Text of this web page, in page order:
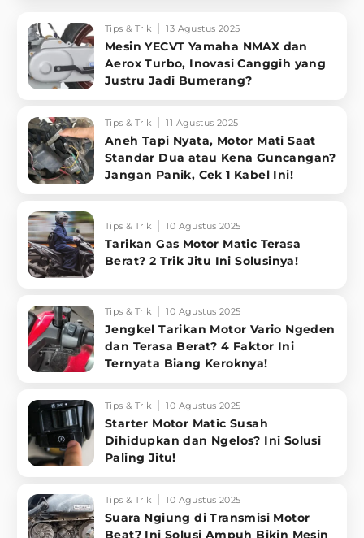
Tips & Trik 13 Agustus 2025
Mesin YECVT Yamaha NMAX dan
Aerox Turbo, Inovasi Canggih yang
Justru Jadi Bumerang?
Tips & Trik 11 Agustus 2025
Aneh Tapi Nyata, Motor Mati Saat
Standar Dua atau Kena Guncangan?
Jangan Panik, Cek 1 Kabel Ini!
Tips & Trik 10 Agustus 2025
Tarikan Gas Motor Matic Terasa
Berat? 2 Trik Jitu Ini Solusinya!
Tips & Trik 10 Agustus 2025
Jengkel Tarikan Motor Vario Ngeden
dan Terasa Berat? 4 Faktor Ini
Ternyata Biang Keroknya!
Tips & Trik 10 Agustus 2025
Starter Motor Matic Susah
Dihidupkan dan Ngelos? Ini Solusi
Paling Jitu!
Tips & Trik 10 Agustus 2025
Suara Ngiung di Transmisi Motor
Beat? Ini Solusi Ampuh Bikin Mesin